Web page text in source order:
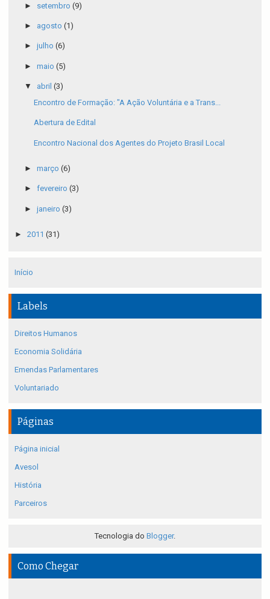
► setembro (9)
► agosto (1)
► julho (6)
► maio (5)
▼ abril (3)
Encontro de Formação: "A Ação Voluntária e a Trans...
Abertura de Edital
Encontro Nacional dos Agentes do Projeto Brasil Local
► março (6)
► fevereiro (3)
► janeiro (3)
► 2011 (31)
Início
Labels
Direitos Humanos
Economia Solidária
Emendas Parlamentares
Voluntariado
Páginas
Página inicial
Avesol
História
Parceiros
Tecnologia do Blogger.
Como Chegar